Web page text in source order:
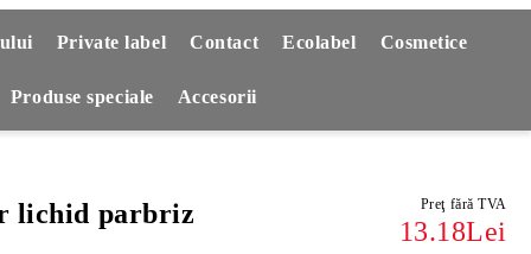
Private label Contact Ecolabel Cosmetice
Produse speciale Accesorii
lichid parbriz Preţ fără TVA
13.18Lei